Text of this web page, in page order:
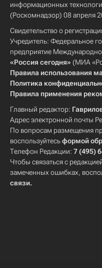
информационных
(Роскомнадзор) 08 апреля
Свидетельство о
Учредитель: Федеральное
предприятие
«Россия сегодня» (МИА
Правила использования
Политика
Правила применения
Главный редактор:
Адрес электронной почты
По вопросам размещения
воспользуйтесьформой
Телефон Редакции: 7 (495)
Чтобы связаться с
замеченных ошибках,
связи.